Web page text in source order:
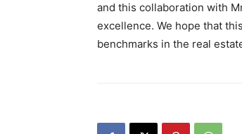
and this collaboration with
excellence. We hope that
benchmarks in the real